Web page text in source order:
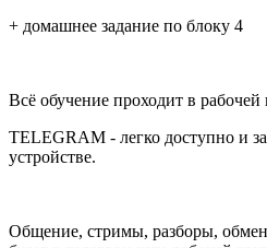
+ домашнее задание по блоку 4
Всё обучение проходит в
TELEGRAM - легко доступно и
устройстве.
Общение, стримы, разборы,